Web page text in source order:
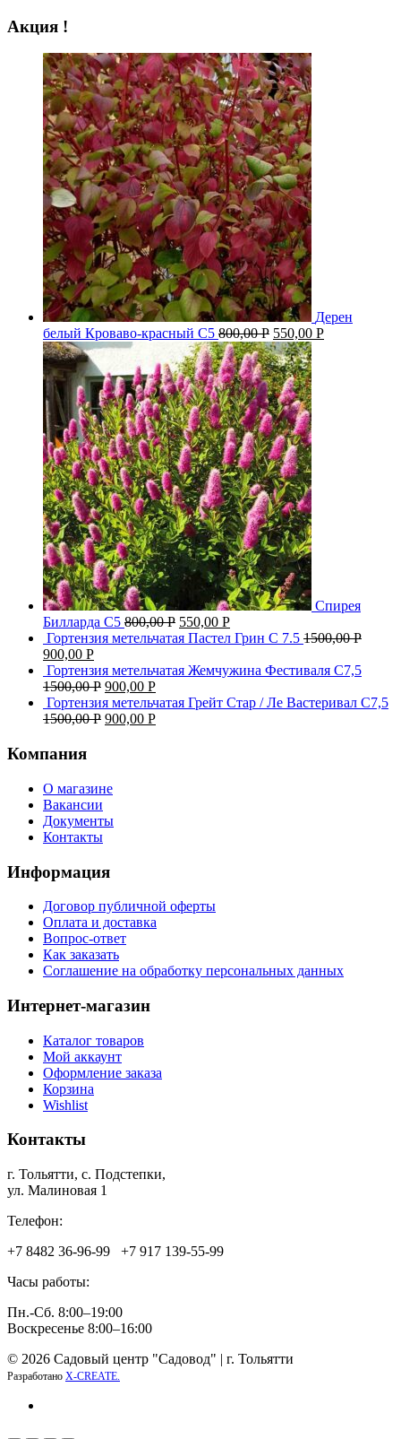
Акция !
Дерен
белый Кроваво-красный С5 800,00Р 550,00 Р
Спирея
Билларда С5 800,00Р 550,00 Р
Гортензия метельчатая Пастел Грин C 7.5 1500,00Р
900,00 Р
Гортензия метельчатая Жемчужина Фестиваля С7,5
1500,00Р 900,00 Р
Гортензия метельчатая Грейт Стар / Ле Вастеривал С7,5
1500,00Р 900,00 Р
Компания
О магазине
Вакансии
Документы
Контакты
Информация
Договор публичной оферты
Оплата и доставка
Вопрос-ответ
Как заказать
Соглашение на обработку персональных данных
Интернет-магазин
Каталог товаров
Мой аккаунт
Оформление заказа
Корзина
Wishlist
Контакты
г. Тольятти, c. Подстепки,
ул. Малиновая 1
Телефон:
+7 8482 36‑96-99 +7 917 139‑55-99
Часы работы:
Пн.-Сб. 8:00–19:00
Воскресенье 8:00–16:00
© 2026 Садовый центр "Садовод" | г. Тольятти
Разработано X-CREATE.